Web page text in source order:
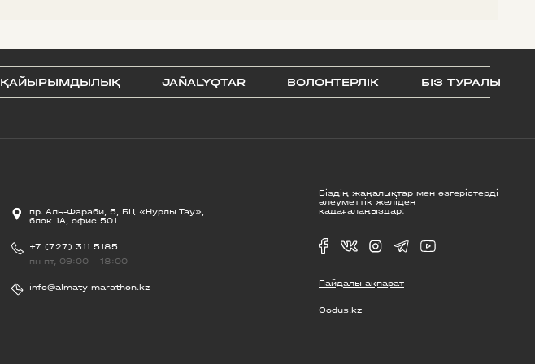
ҚАЙЫРЫМДЫЛЫҚ JAÑALYQTAR ВОЛОНТЕРЛІК БІЗ ТУРАЛЫ
пр. Аль-Фараби, 5, БЦ «Нурлы Тау»,
блок 1А, офис 501
+7 (727) 311 5185
пн-пт, 09:00 - 18:00
info@almaty-marathon.kz
Біздің жаңалықтар мен өзгерістерді
әлеуметтік желіден
қадағалаңыздар:
Пайдалы ақпарат
Codus.kz